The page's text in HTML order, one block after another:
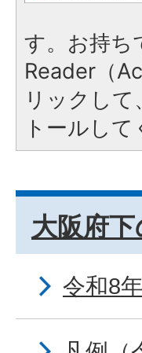
す。お持ち
Reader（
リックし
トールして
大阪府
令和8